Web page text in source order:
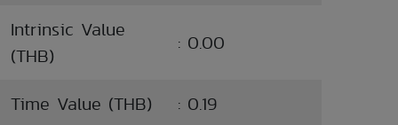
Intrinsic Value
(THB)
: 0.00
Time Value (THB) : 0.19